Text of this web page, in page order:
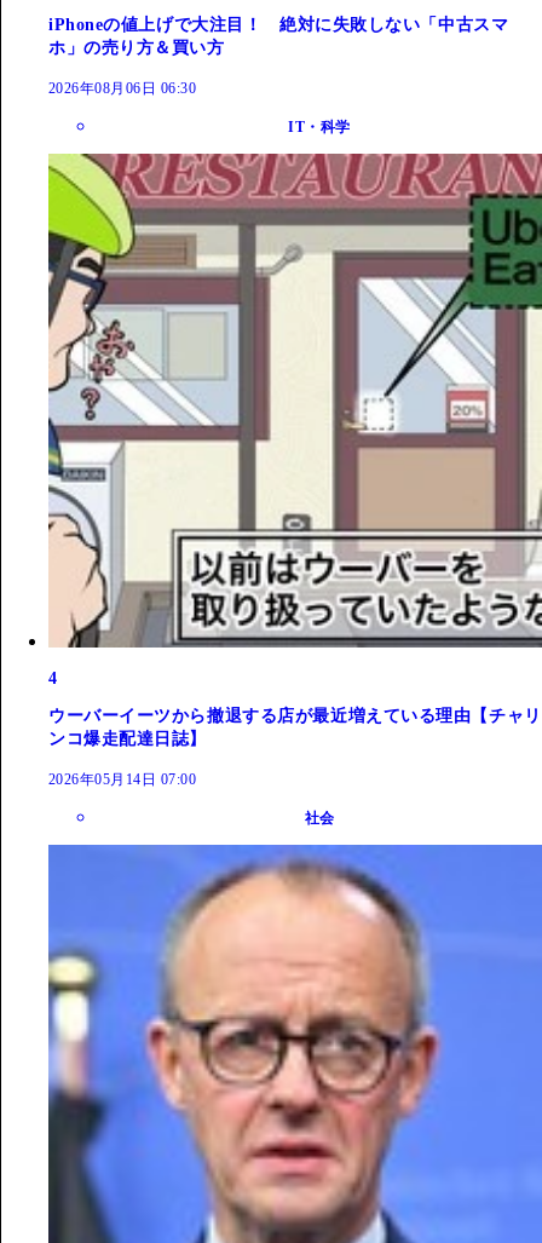
iPhoneの値上げで大注目！ 絶対に失敗しない「中古スマ
ホ」の売り方＆買い方
2026年08月06日 06:30
IT・科学
4
ウーバーイーツから撤退する店が最近増えている理由【チャリ
ンコ爆走配達日誌】
2026年05月14日 07:00
社会